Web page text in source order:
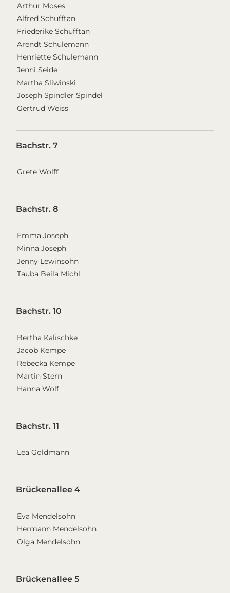
Arthur Moses
Alfred Schufftan
Friederike Schufftan
Arendt Schulemann
Henriette Schulemann
Jenni Seide
Martha Sliwinski
Joseph Spindler Spindel
Gertrud Weiss
Bachstr. 7
Grete Wolff
Bachstr. 8
Emma Joseph
Minna Joseph
Jenny Lewinsohn
Tauba Beila Michl
Bachstr. 10
Bertha Kalischke
Jacob Kempe
Rebecka Kempe
Martin Stern
Hanna Wolf
Bachstr. 11
Lea Goldmann
Brückenallee 4
Eva Mendelsohn
Hermann Mendelsohn
Olga Mendelsohn
Brückenallee 5